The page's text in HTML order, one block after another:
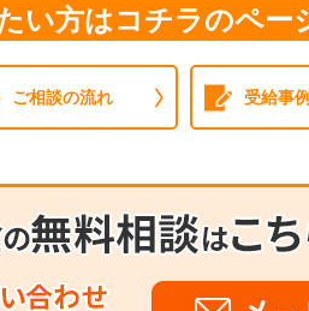
い方はコチラのペー
ご相談の流れ 受給事